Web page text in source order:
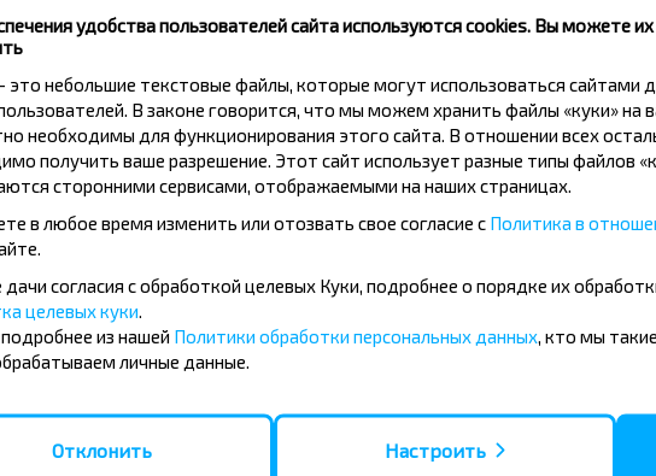
Подпишись на получение новостей и
дешевле!
Подписаться
автобусные направления
Минск - Барановичи
Брест - Тересполь
Вильнюс - Минск
Москва - Минск
Полоцк - Рига
удобства пользователей сайта используются cookies. Вы можете
это небольшие текстовые файлы, которые могут использоваться сайтами
В законе говорится, что мы можем хранить файлы «куки» на
необходимы для функционирования этого сайта. В отношении всех
получить ваше разрешение. Этот сайт использует разные типы файлов
сторонними сервисами, отображаемыми на наших страницах.
в любое время изменить или отозвать свое согласие с Политика в
дачи согласия с обработкой целевых Куки, подробнее о порядке их
целевых куки
из нашей Политики обработки персональных данных , кто мы
личные данные.
Отклонить Настроить